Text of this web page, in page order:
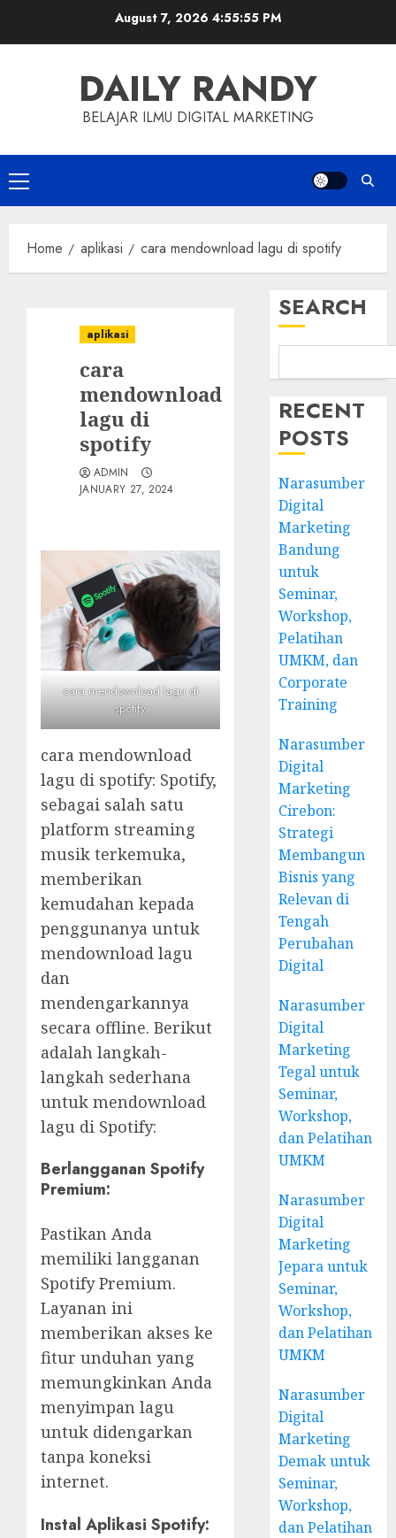
August 7, 2026 4:55:56 PM
DAILY RANDY
BELAJAR ILMU DIGITAL MARKETING
Primary
Menu
Home aplikasi cara mendownload lagu di spotify
aplikasi
cara
mendownload
lagu di
spotify
ADMIN
JANUARY 27, 2024
cara mendownload lagu di
spotify
cara mendownload
lagu di spotify: Spotify,
sebagai salah satu
platform streaming
musik terkemuka,
memberikan
kemudahan kepada
penggunanya untuk
mendownload lagu
dan
mendengarkannya
secara offline. Berikut
adalah langkah-
langkah sederhana
untuk mendownload
lagu di Spotify:
Berlangganan Spotify
Premium:
Pastikan Anda
memiliki langganan
Spotify Premium.
Layanan ini
memberikan akses ke
fitur unduhan yang
memungkinkan Anda
menyimpan lagu
untuk didengarkan
tanpa koneksi
internet.
Instal Aplikasi Spotify:
SEARCH
RECENT
POSTS
Narasumber
Digital
Marketing
Bandung
untuk
Seminar,
Workshop,
Pelatihan
UMKM, dan
Corporate
Training
Narasumber
Digital
Marketing
Cirebon:
Strategi
Membangun
Bisnis yang
Relevan di
Tengah
Perubahan
Digital
Narasumber
Digital
Marketing
Tegal untuk
Seminar,
Workshop,
dan Pelatihan
UMKM
Narasumber
Digital
Marketing
Jepara untuk
Seminar,
Workshop,
dan Pelatihan
UMKM
Narasumber
Digital
Marketing
Demak untuk
Seminar,
Workshop,
dan Pelatihan